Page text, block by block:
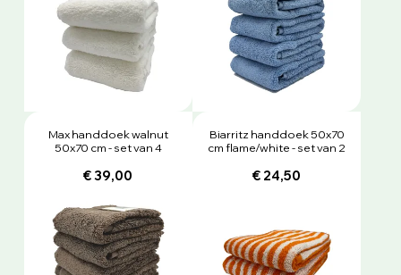
Max handdoek walnut
50x70 cm - set van 4
€ 39,00
Biarritz handdoek 50x70
cm flame/white - set van 2
€ 24,50